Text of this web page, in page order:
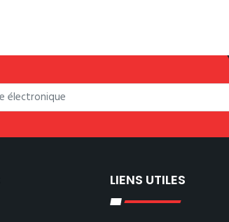
LIENS UTILES